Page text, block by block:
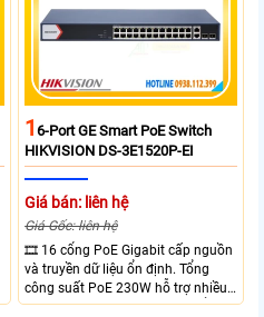
16-Port GE Smart PoE Switch
HIKVISION DS-3E1520P-EI
Giá bán: liên hệ
Giá Gốc: liên hệ
🎞 16 cổng PoE Gigabit cấp nguồn
và truyền dữ liệu ổn định. Tổng
công suất PoE 230W hỗ trợ nhiều
thiết bị cùng lúc. Tốc độ chuyển